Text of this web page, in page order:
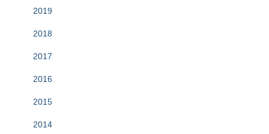
2019
2018
2017
2016
2015
2014